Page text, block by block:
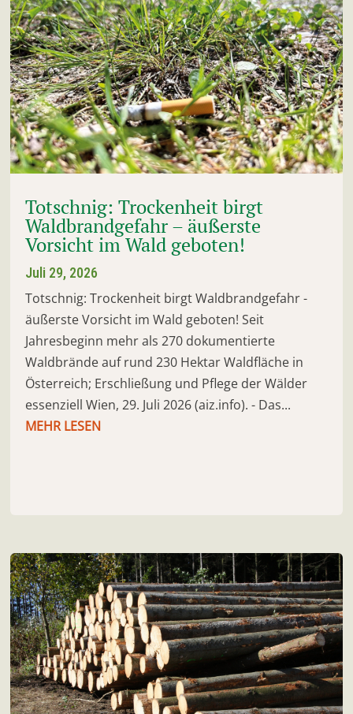
Totschnig: Trockenheit birgt
Waldbrandgefahr – äußerste
Vorsicht im Wald geboten!
Juli 29, 2026
Totschnig: Trockenheit birgt Waldbrandgefahr -
äußerste Vorsicht im Wald geboten! Seit
Jahresbeginn mehr als 270 dokumentierte
Waldbrände auf rund 230 Hektar Waldfläche in
Österreich; Erschließung und Pflege der Wälder
essenziell Wien, 29. Juli 2026 (aiz.info). - Das...
MEHR LESEN